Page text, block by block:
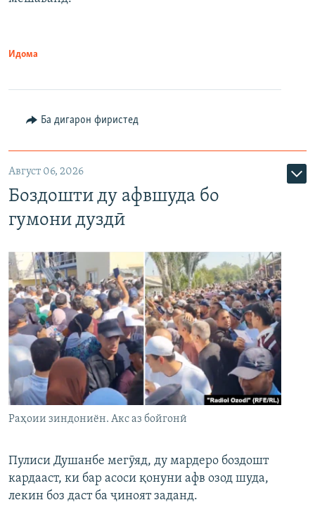
Идома
Ба дигарон фиристед
Август 06, 2026
Боздошти ду афвшуда бо
гумони дуздӣ
Раҳоии зиндониён. Акс аз бойгонӣ
Пулиси Душанбе мегӯяд, ду мардеро боздошт
кардааст, ки бар асоси қонуни афв озод шуда,
лекин боз даст ба ҷиноят заданд.